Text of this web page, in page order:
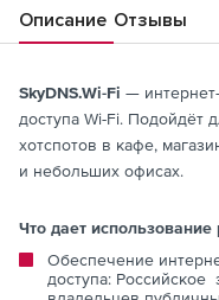
Описание Отзывы
SkyDNS.Wi-Fi —
доступа Wi-Fi. Подойдёт
хотспотов в кафе,
и небольших офисах.
Что дает
Обеспечение
доступа: Российское